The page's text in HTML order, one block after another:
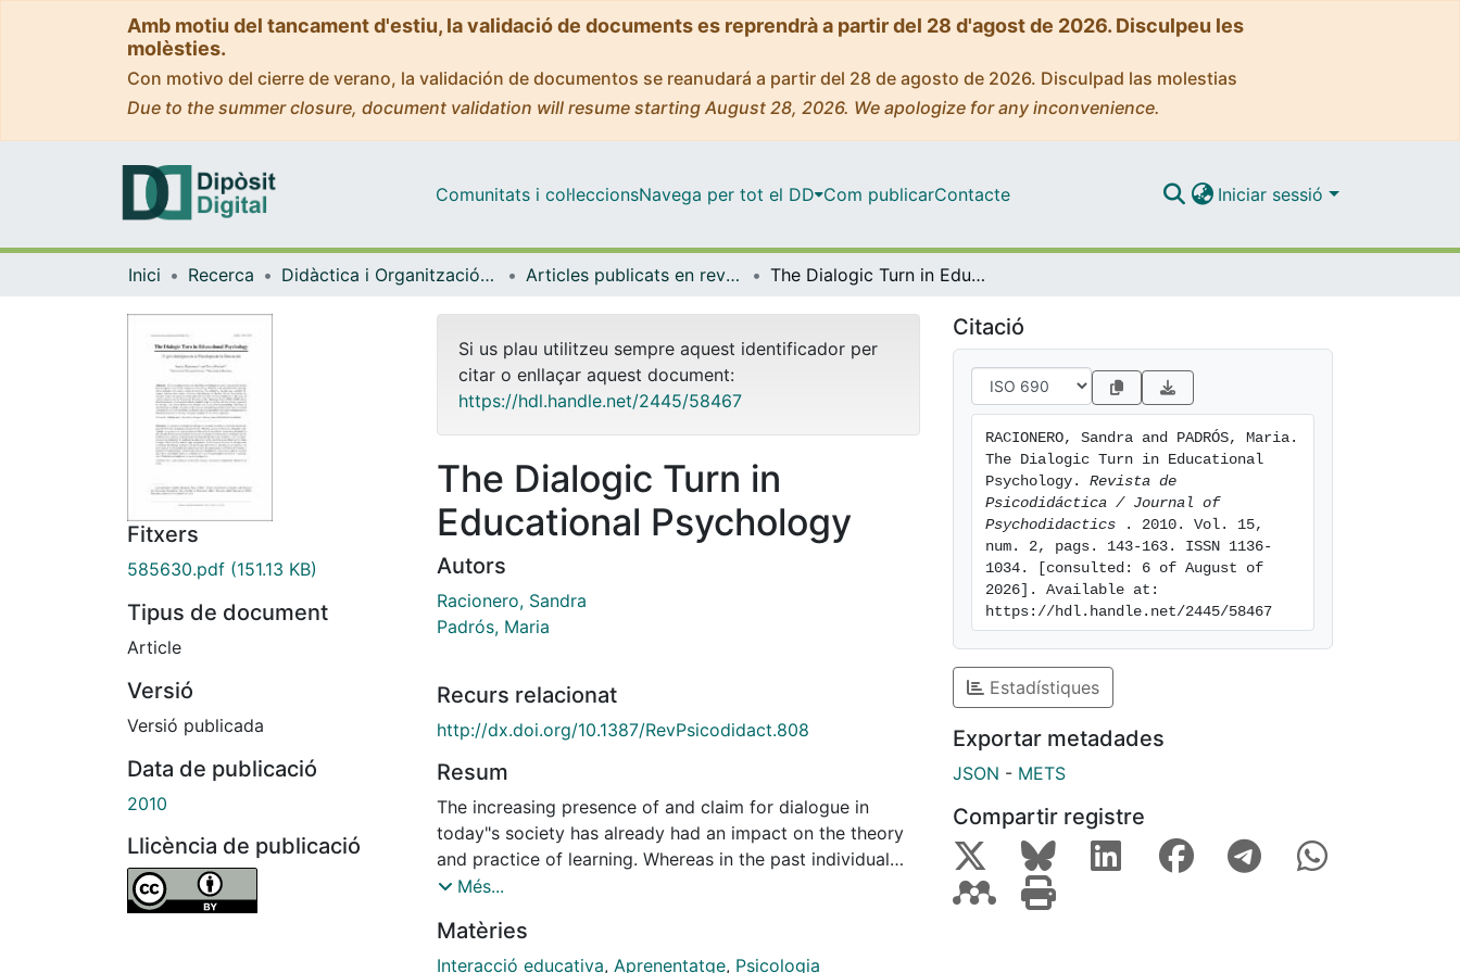
Amb motiu del tancament d'estiu, la validació de documents es reprendrà a partir del 28 d'agost de 2026. Disculpeu les
molèsties.
Con motivo del cierre de verano, la validación de documentos se reanudará a partir del 28 de agosto de 2026. Disculpad las molestias
Due to the summer closure, document validation will resume starting August 28, 2026. We apologize for any inconvenience.
Comunitats i col·leccionsNavega per tot el DD Com publicarContacte Iniciar sessió
Inici Recerca Didàctica i Organització Educativa Articles publicats en revistes (Didàctica i Organització Educativa) The Dialogic Turn in Educational Psychology
Fitxers
585630.pdf (151.13 KB)
Tipus de document
Article
Versió
Versió publicada
Data de publicació
2010
Llicència de publicació
Si us plau utilitzeu sempre aquest identificador per
citar o enllaçar aquest document:
https://hdl.handle.net/2445/58467
The Dialogic Turn in
Educational Psychology
Autors
Racionero, Sandra
Padrós, Maria
Recurs relacionat
http://dx.doi.org/10.1387/RevPsicodidact.808
Resum
The increasing presence of and claim for dialogue in
today"s society has already had an impact on the theory
and practice of learning. Whereas in the past individual
and cognitive elements were seen as crucial to learning,
indicates that culture, interaction and dialogue are the key
factors. In addition, the research project of highest
Més...
Matèries
Interacció educativa, Aprenentatge, Psicologia
Citació
RACIONERO, Sandra and PADRÓS, Maria.
The Dialogic Turn in Educational
Psychology. Revista de
Psicodidáctica / Journal of
Psychodidactics
. 2010. Vol. 15,
num. 2, pags. 143-163. ISSN 1136-
1034. [consulted: 6 of August of
2026]. Available at:
https://hdl.handle.net/2445/58467
Estadístiques
Exportar metadades
JSON - METS
Compartir registre